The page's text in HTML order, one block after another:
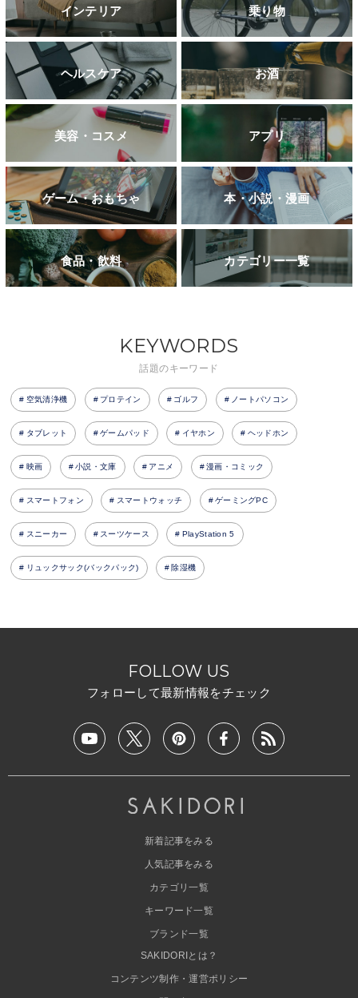
インテリア 乗り物
ヘルスケア お酒
美容・コスメ アプリ
ゲーム・おもちゃ 本・小説・漫画
食品・飲料 カテゴリー一覧
KEYWORDS
話題のキーワード
空気清浄機 プロテイン ゴルフ ノートパソコン
タブレット ゲームパッド イヤホン ヘッドホン
映画 小説・文庫 アニメ 漫画・コミック
スマートフォン スマートウォッチ ゲーミングPC
スニーカー スーツケース PlayStation 5
リュックサック(バックパック) 除湿機
FOLLOW US
フォローして最新情報をチェック
新着記事をみる
人気記事をみる
カテゴリ一覧
キーワード一覧
ブランド一覧
SAKIDORIとは？
コンテンツ制作・運営ポリシー